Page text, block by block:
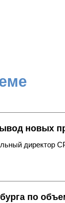
новых
директор
по